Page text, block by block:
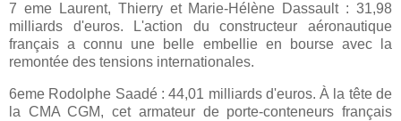
7 eme Laurent, Thierry et Marie-Hélène Dassault : 31,98
milliards d'euros. L'action du constructeur aéronautique
français a connu une belle embellie en bourse avec la
remontée des tensions internationales.
6eme Rodolphe Saadé : 44,01 milliards d'euros. À la tête de
la CMA CGM, cet armateur de porte-conteneurs français